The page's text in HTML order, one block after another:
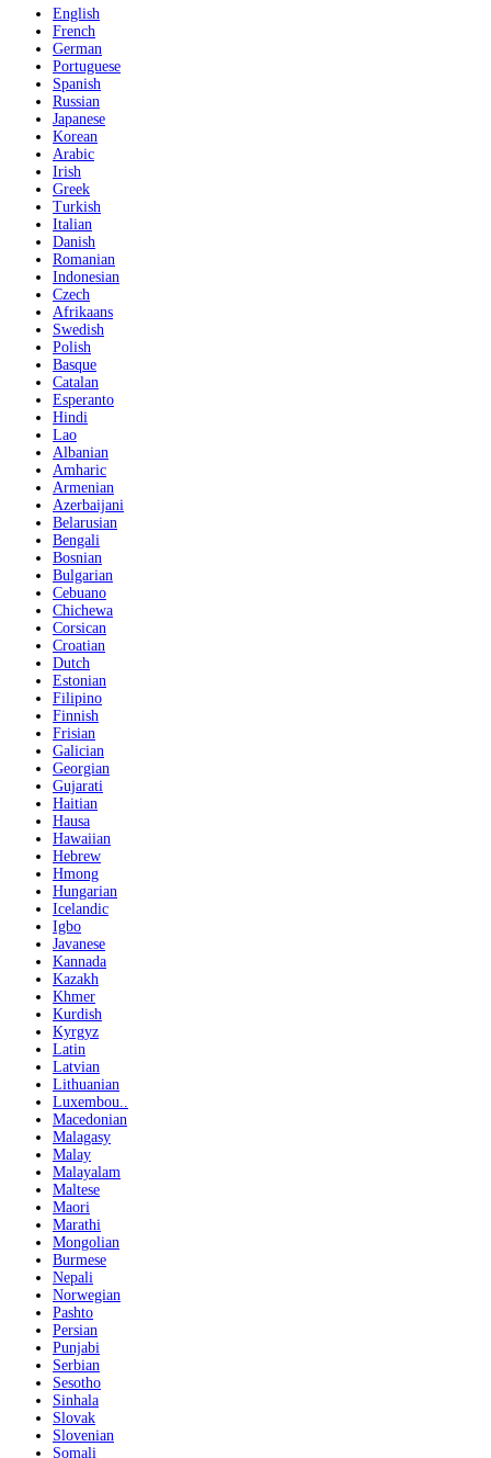
English
French
German
Portuguese
Spanish
Russian
Japanese
Korean
Arabic
Irish
Greek
Turkish
Italian
Danish
Romanian
Indonesian
Czech
Afrikaans
Swedish
Polish
Basque
Catalan
Esperanto
Hindi
Lao
Albanian
Amharic
Armenian
Azerbaijani
Belarusian
Bengali
Bosnian
Bulgarian
Cebuano
Chichewa
Corsican
Croatian
Dutch
Estonian
Filipino
Finnish
Frisian
Galician
Georgian
Gujarati
Haitian
Hausa
Hawaiian
Hebrew
Hmong
Hungarian
Icelandic
Igbo
Javanese
Kannada
Kazakh
Khmer
Kurdish
Kyrgyz
Latin
Latvian
Lithuanian
Luxembou..
Macedonian
Malagasy
Malay
Malayalam
Maltese
Maori
Marathi
Mongolian
Burmese
Nepali
Norwegian
Pashto
Persian
Punjabi
Serbian
Sesotho
Sinhala
Slovak
Slovenian
Somali